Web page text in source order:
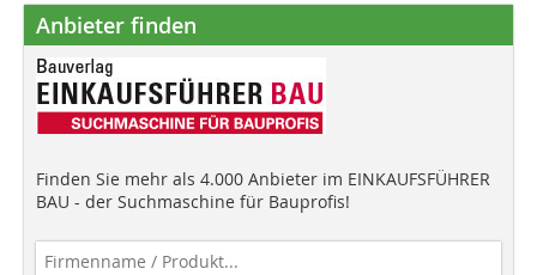
Anbieter finden
Finden Sie mehr als 4.000 Anbieter im EINKAUFSFÜHRER
BAU - der Suchmaschine für Bauprofis!